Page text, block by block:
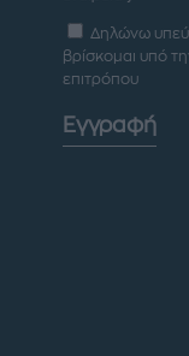
Δηλώνω
βρίσκομαι υπό
επιτρόπου
Εγγραφή